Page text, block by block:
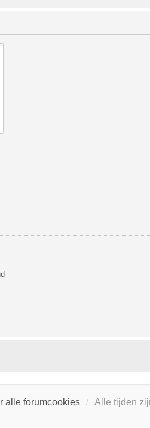
alle forumcookies Alle tijden